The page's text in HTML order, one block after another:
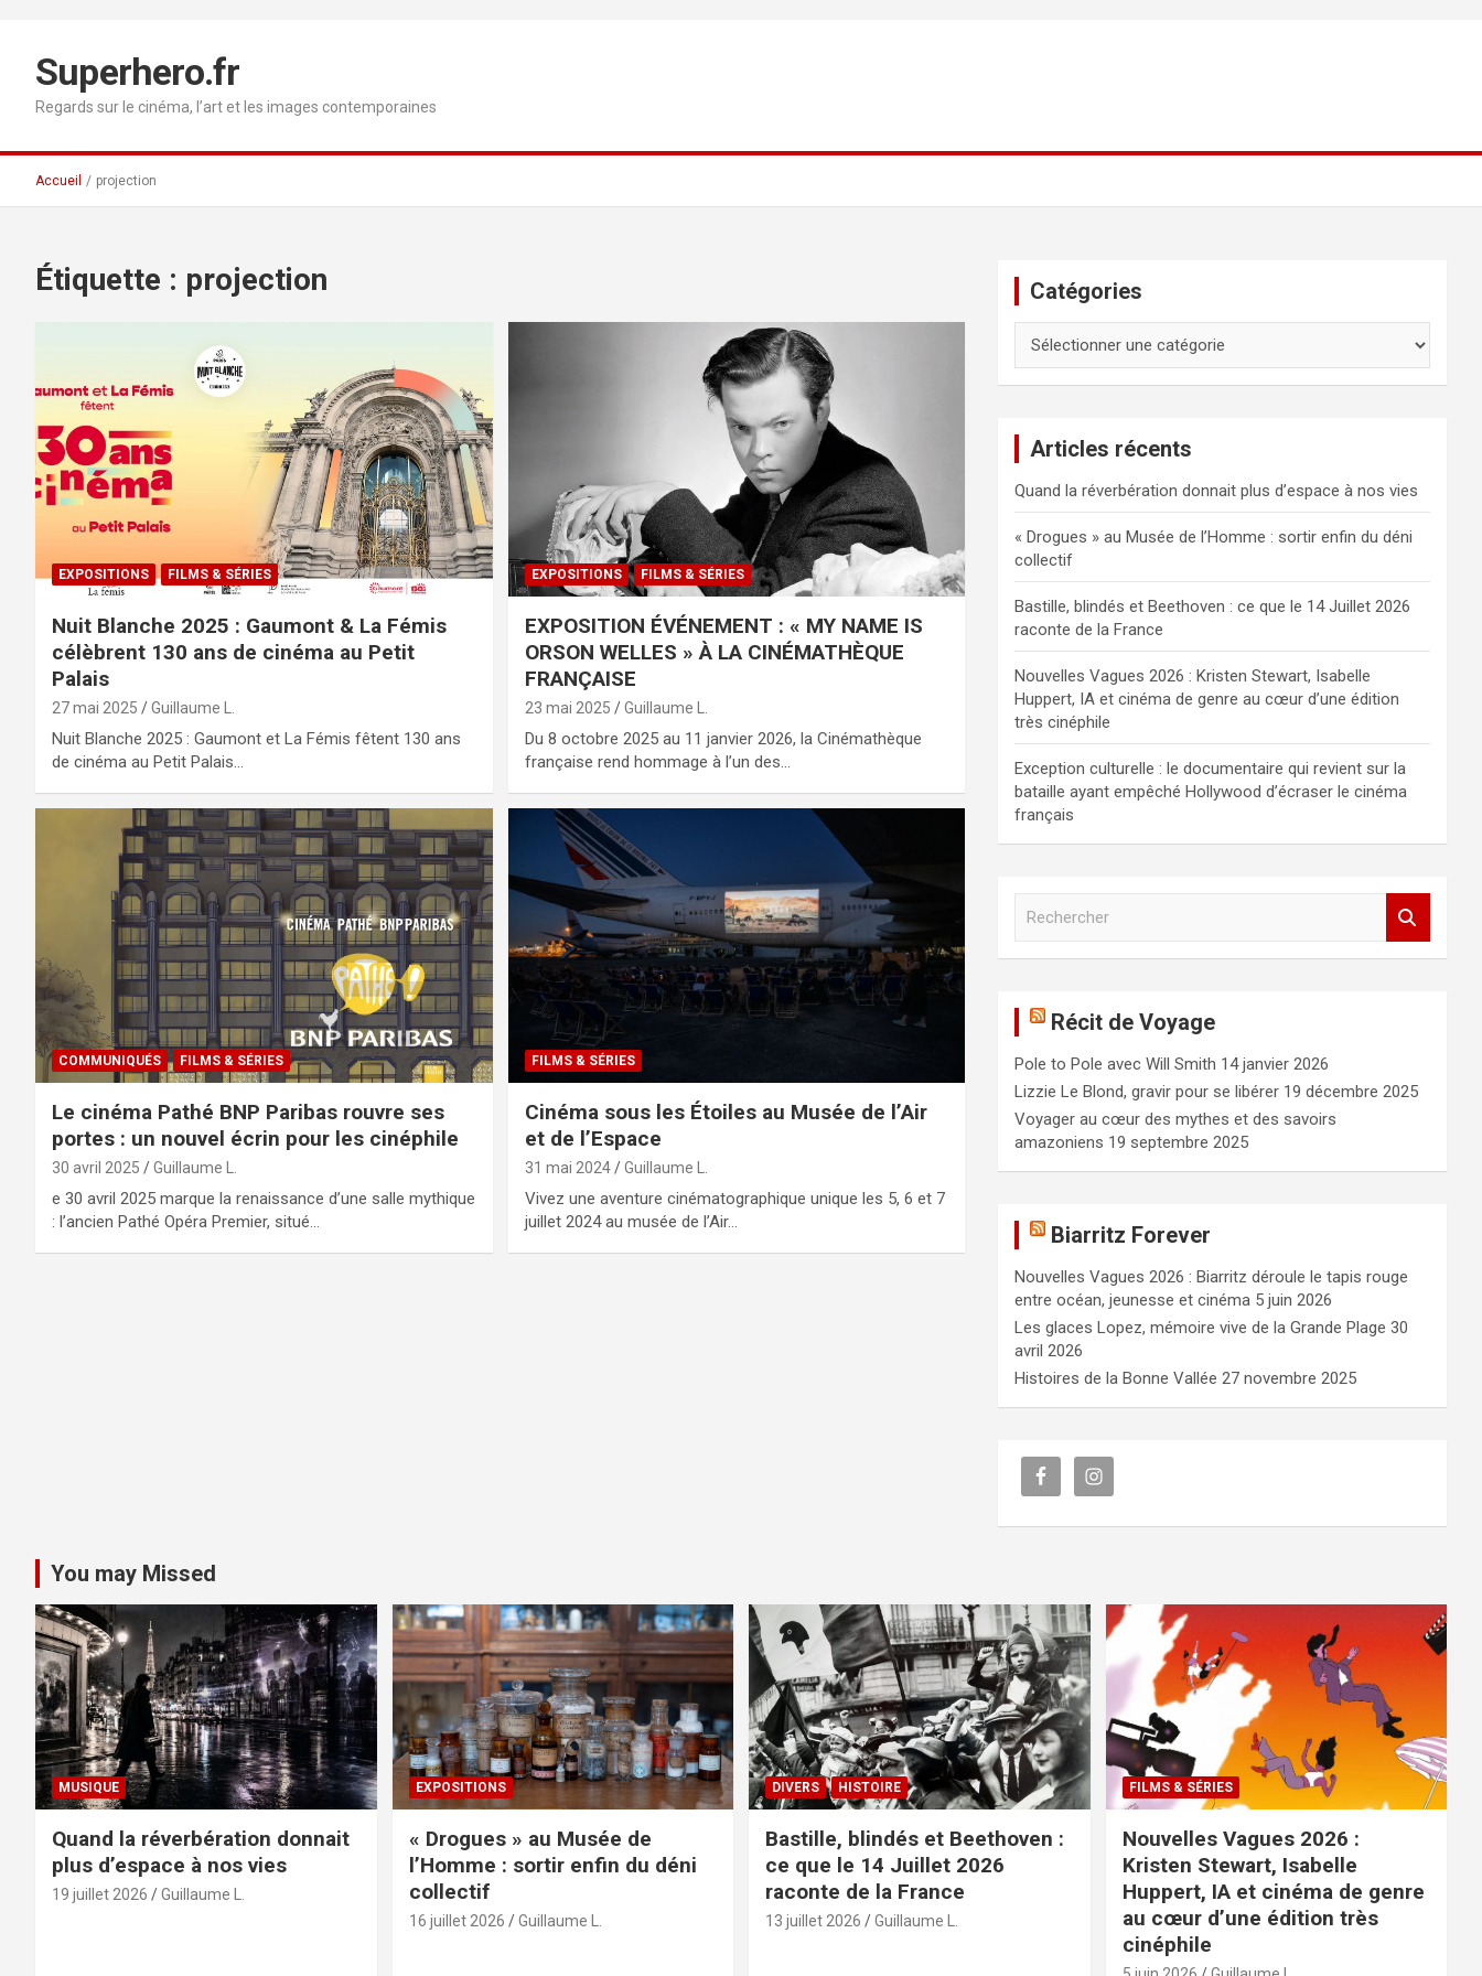
contenuSuperhero.fr
Regards sur le cinéma, l’art et les images contemporaines
Accueil projection
Étiquette : projection
EXPOSITIONS FILMS & SÉRIES
Nuit Blanche 2025 : Gaumont & La Fémis
célèbrent 130 ans de cinéma au Petit
Palais
27 mai 2025 Guillaume L.
Nuit Blanche 2025 : Gaumont et La Fémis fêtent 130 ans
de cinéma au Petit Palais…
EXPOSITIONS FILMS & SÉRIES
EXPOSITION ÉVÉNEMENT : « MY NAME IS
ORSON WELLES » À LA CINÉMATHÈQUE
FRANÇAISE
23 mai 2025 Guillaume L.
Du 8 octobre 2025 au 11 janvier 2026, la Cinémathèque
française rend hommage à l’un des…
COMMUNIQUÉS FILMS & SÉRIES
Le cinéma Pathé BNP Paribas rouvre ses
portes : un nouvel écrin pour les cinéphile
30 avril 2025 Guillaume L.
e 30 avril 2025 marque la renaissance d’une salle mythique
: l’ancien Pathé Opéra Premier, situé…
FILMS & SÉRIES
Cinéma sous les Étoiles au Musée de l’Air
et de l’Espace
31 mai 2024 Guillaume L.
Vivez une aventure cinématographique unique les 5, 6 et 7
juillet 2024 au musée de l’Air…
Catégories
Articles récents
Quand la réverbération donnait plus d’espace à nos vies
« Drogues » au Musée de l’Homme : sortir enfin du déni
collectif
Bastille, blindés et Beethoven : ce que le 14 Juillet 2026
raconte de la France
Nouvelles Vagues 2026 : Kristen Stewart, Isabelle
Huppert, IA et cinéma de genre au cœur d’une édition
très cinéphile
Exception culturelle : le documentaire qui revient sur la
bataille ayant empêché Hollywood d’écraser le cinéma
français
c
h
e
r
Récit de Voyage
Pole to Pole avec Will Smith 14 janvier 2026
Lizzie Le Blond, gravir pour se libérer 19 décembre 2025
Voyager au cœur des mythes et des savoirs
amazoniens 19 septembre 2025
Biarritz Forever
Nouvelles Vagues 2026 : Biarritz déroule le tapis rouge
entre océan, jeunesse et cinéma 5 juin 2026
Les glaces Lopez, mémoire vive de la Grande Plage 30
avril 2026
Histoires de la Bonne Vallée 27 novembre 2025
You may Missed
MUSIQUE
Quand la réverbération donnait
plus d’espace à nos vies
19 juillet 2026 Guillaume L.
EXPOSITIONS
« Drogues » au Musée de
l’Homme : sortir enfin du déni
collectif
16 juillet 2026 Guillaume L.
DIVERS HISTOIRE
Bastille, blindés et Beethoven :
ce que le 14 Juillet 2026
raconte de la France
13 juillet 2026 Guillaume L.
FILMS & SÉRIES
Nouvelles Vagues 2026 :
Kristen Stewart, Isabelle
Huppert, IA et cinéma de genre
au cœur d’une édition très
cinéphile